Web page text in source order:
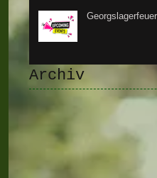
Georgslagerfeuer
Archiv